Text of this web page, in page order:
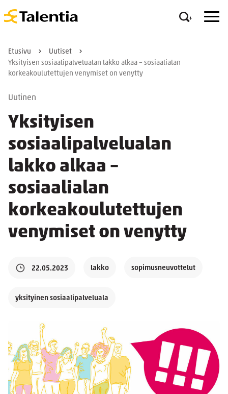
Etusivu
Uutiset
Yksityisen sosiaalipalvelualan lakko alkaa – sosiaalialan
korkeakoulutettujen venymiset on venytty
Uutinen
Yksityisen
sosiaalipalvelualan
lakko alkaa –
sosiaalialan
korkeakoulutettujen
venymiset on venytty
22.05.2023 lakko sopimusneuvottelut
yksityinen sosiaalipalveluala